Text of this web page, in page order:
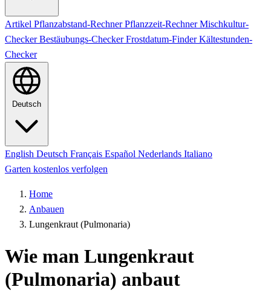
Artikel Pflanzabstand-RechnerPflanzzeit-RechnerMischkultur-
CheckerBestäubungs-CheckerFrostdatum-FinderKältestunden-
Checker
Deutsch
English Deutsch Français Español Nederlands Italiano
Garten kostenlos verfolgen
Home
Anbauen
Lungenkraut (Pulmonaria)
Wie man Lungenkraut
(Pulmonaria) anbaut